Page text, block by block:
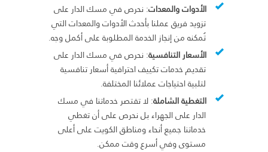
الأدوات والمعدات: نحرص في مسك الدار على
تزويد فريق عملنا بأحدث الأدوات والمعدات التي
تُمكنه من إنجاز الخدمة المطلوبة على أكمل وجه.
الأسعار التنافسية: نحرص في مسك الدار على
تقديم خدمات تكييف احترافية أسعار تنافسية
لتلبية احتياجات عملائنا المختلفة.
التغطية الشاملة: لا تقتصر خدماتنا في مسك
الدار على الجهراء بل نحرص على أن تغطي
خدماتنا جميع أنحاء ومناطق الكويت على أعلى
مستوى وفي أسرع وقت ممكن.